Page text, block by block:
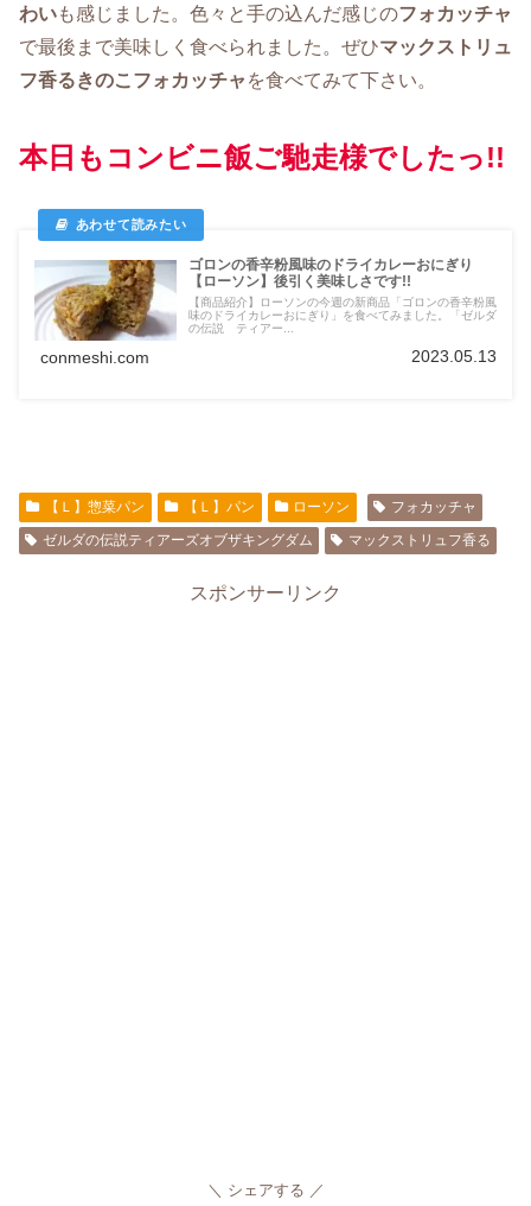
わいも感じました。色々と手の込んだ感じのフォカッチャ
で最後まで美味しく食べられました。ぜひマックストリュ
フ香るきのこフォカッチャ を食べてみて下さい。
本日もコンビニ飯ご馳走様でしたっ!!
ゴロンの香辛粉風味のドライカレーおにぎり
【ローソン】後引く美味しさです!!
【商品紹介】ローソンの今週の新商品「ゴロンの香辛粉風
味のドライカレーおにぎり」を食べてみました。「ゼルダ
の伝説 ティアー...
conmeshi.com 2023.05.13
【Ｌ】惣菜パン 【Ｌ】パン ローソン
フォカッチャ
ゼルダの伝説ティアーズオブザキングダム
マックストリュフ香る
スポンサーリンク
シェアする